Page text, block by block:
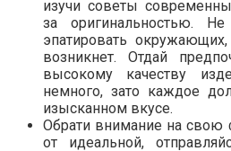
изучи советы
за оригинальностью.
эпатировать
возникнет. Отдай
высокому качеству
немного, зато каждое
изысканном вкусе.
Обрати внимание на свою
от идеальной,